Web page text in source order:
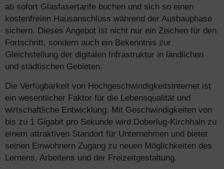
ab sofort Glasfasertarife buchen und sich so einen
kostenfreien Hausanschluss während der Ausbauphase
sichern. Dieses Angebot ist nicht nur ein Zeichen für den
Fortschritt, sondern auch ein Bekenntnis zur
Gleichstellung der digitalen Infrastruktur in ländlichen
und städtischen Gebieten.
Die Verfügbarkeit von Hochgeschwindigkeitsinternet ist
ein wesentlicher Faktor für die Lebensqualität und
wirtschaftliche Entwicklung. Mit Geschwindigkeiten von
bis zu 1 Gigabit pro Sekunde wird Doberlug-Kirchhain zu
einem attraktiven Standort für Unternehmen und bietet
seinen Einwohnern Zugang zu neuen Möglichkeiten des
Lernens, Arbeitens und der Freizeitgestaltung.